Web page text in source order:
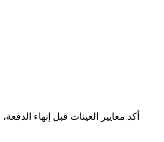
أكد معايير العينات قبل إنهاء